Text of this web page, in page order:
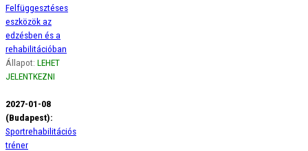
Felfüggesztéses
eszközök az
edzésben és a
rehabilitációban
Állapot: LEHET
JELENTKEZNI
2027-01-08
(Budapest):
Sportrehabilitációs
tréner